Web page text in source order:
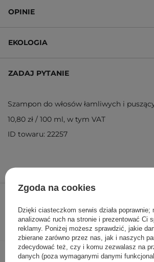
27,00 zł /szt.
DODAJ DO
OPINIE
EKOLOGIA
ZADAJ PYTANIE
Szampon do włosów łamliwych i
10,80 zł / 100 ml, w tym VAT
ID towaru: 22257
Inni klienci
Zgoda na cookies
Dzięki ciasteczkom serwis działa poprawnie;
analizować ruch na stronie i prezentować Ci
reklamy. Poniżej możesz sprawdzić, jakie
zbierane zarówno przez nas, jak i naszych
zdecydować też, czy i komu zezwalasz na
danych (poza wymaganymi danymi